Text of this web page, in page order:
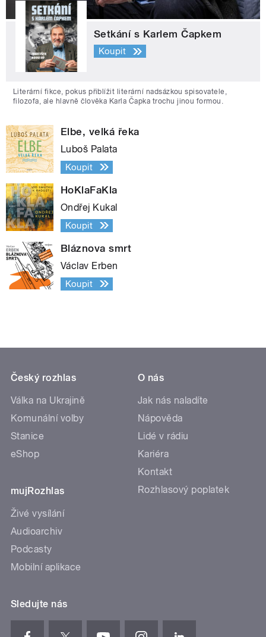
Setkání s Karlem Čapkem
Koupit
Literární fikce, pokus přiblížit literární nadsázkou spisovatele,
filozofa, ale hlavně člověka Karla Čapka trochu jinou formou.
Elbe, velká řeka
Luboš Palata
Koupit
HoKlaFaKla
Ondřej Kukal
Koupit
Bláznova smrt
Václav Erben
Koupit
Český rozhlas
Válka na Ukrajině
Komunální volby
Stanice
eShop
mujRozhlas
Živé vysílání
Audioarchiv
Podcasty
Mobilní aplikace
O nás
Jak nás naladíte
Nápověda
Lidé v rádiu
Kariéra
Kontakt
Rozhlasový poplatek
Sledujte nás